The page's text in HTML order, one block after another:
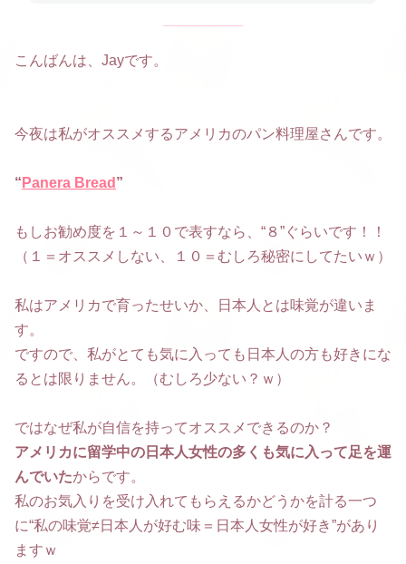
こんばんは、Jayです。
今夜は私がオススメするアメリカのパン料理屋さんです。
“ Panera Bread ”
もしお勧め度を１～１０で表すなら、“８”ぐらいです！！
（１＝オススメしない、１０＝むしろ秘密にしてたいｗ）
私はアメリカで育ったせいか、日本人とは味覚が違いま
す。
ですので、私がとても気に入っても日本人の方も好きにな
るとは限りません。（むしろ少ない？ｗ）
ではなぜ私が自信を持ってオススメできるのか？
アメリカに留学中の日本人女性の多くも気に入って足を運
んでいたからです。
私のお気入りを受け入れてもらえるかどうかを計る一つ
に“私の味覚≠日本人が好む味＝日本人女性が好き”があり
ますｗ